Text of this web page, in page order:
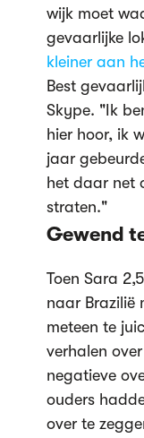
wijk moet
gevaarlijke
kleiner aan
Best
Skype. "Ik
hier hoor, ik
jaar
het daar net
straten."
Gewend
Toen Sara
naar Brazilië
meteen te
verhalen
negatieve
ouders
over te